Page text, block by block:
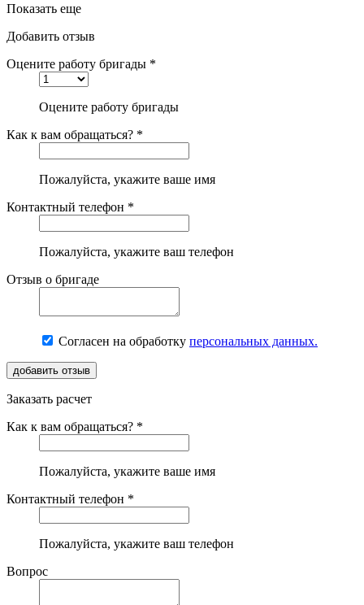
Показать еще
Добавить отзыв
Оцените работу бригады *
Оцените работу бригады
Как к вам обращаться? *
Пожалуйста, укажите ваше имя
Контактный телефон *
Пожалуйста, укажите ваш телефон
Отзыв о бригаде
Согласен на обработку персональных данных.
Заказать расчет
Как к вам обращаться? *
Пожалуйста, укажите ваше имя
Контактный телефон *
Пожалуйста, укажите ваш телефон
Вопрос